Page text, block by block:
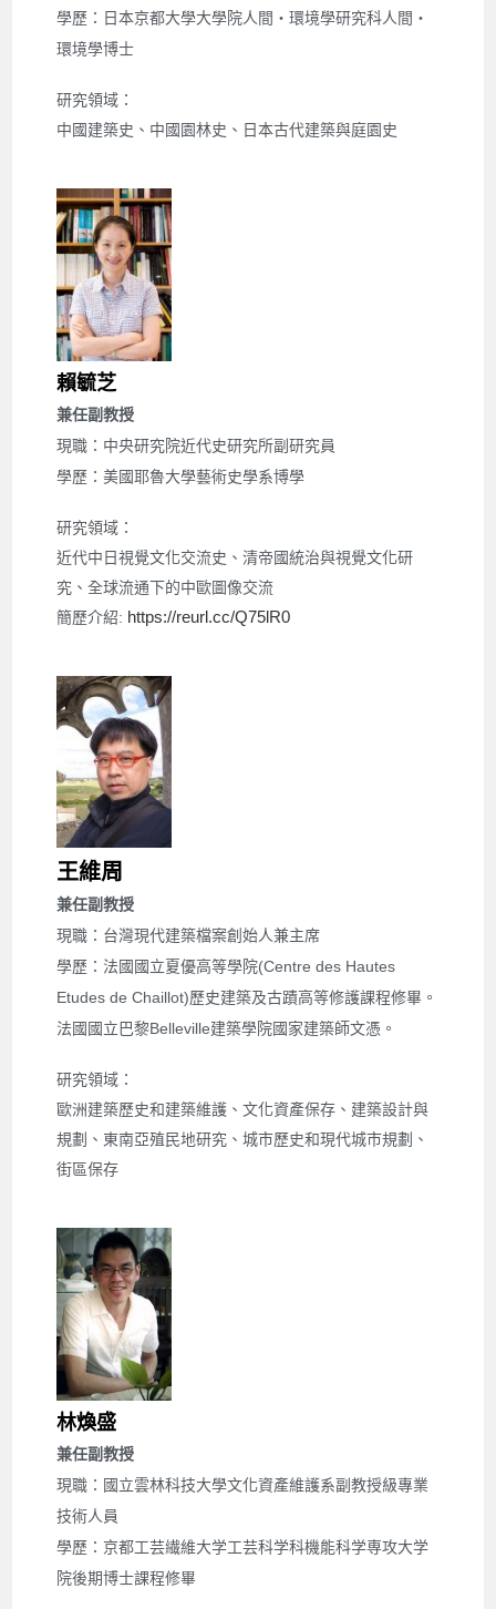
學歷：日本京都大學大學院人間・環境學研究科人間・
環境學博士
研究領域：
中國建築史、中國園林史、日本古代建築與庭園史
賴毓芝
兼任副教授
現職：中央研究院近代史研究所副研究員
學歷：美國耶魯大學藝術史學系博學
研究領域：
近代中日視覺文化交流史、清帝國統治與視覺文化研
究、全球流通下的中歐圖像交流
簡歷介紹: https://reurl.cc/Q75lR0
王維周
兼任副教授
現職：台灣現代建築檔案創始人兼主席
學歷：法國國立夏優高等學院(Centre des Hautes
Etudes de Chaillot)歷史建築及古蹟高等修護課程修畢。
法國國立巴黎Belleville建築學院國家建築師文憑。
研究領域：
歐洲建築歷史和建築維護、文化資產保存、建築設計與
規劃、東南亞殖民地研究、城市歷史和現代城市規劃、
街區保存
林煥盛
兼任副教授
現職：國立雲林科技大學文化資產維護系副教授級專業
技術人員
學歷： 京都工芸繊維大学工芸科学科機能科学専攻大学
院後期博士課程修畢